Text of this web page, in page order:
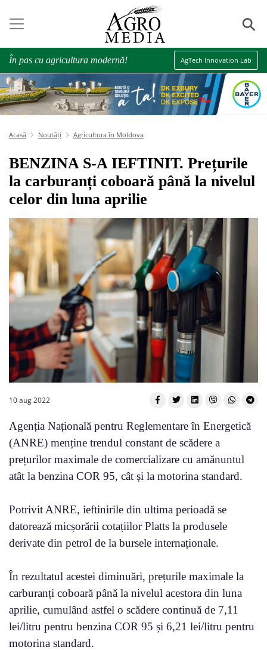
⚲
În pas cu agricultura modernă! AgTech Innovation Lab
Acasă Noutăți Agricultura în Moldova
BENZINA S-A IEFTINIT. Prețurile
la carburanți coboară până la nivelul
celor din luna aprilie
10 aug 2022
Agenția Națională pentru Reglementare în Energetică
(ANRE) menține trendul constant de scădere a
prețurilor maximale de comercializare cu amănuntul
atât la benzina COR 95, cât și la motorina standard.
Potrivit ANRE, ieftinirile din ultima perioadă se
datorează micșorării cotațiilor Platts la produsele
derivate din petrol de la bursele internaționale.
În rezultatul acestei diminuări, prețurile maximale la
carburanți coboară până la nivelul acestora din luna
aprilie, cumulând astfel o scădere continuă de 7,11
lei/litru pentru benzina COR 95 și 6,21 lei/litru pentru
motorina standard.